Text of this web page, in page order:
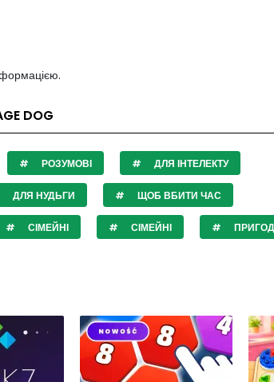
DOG
РОЗУМОВІ ДЛЯ ІНТЕЛЕКТУ
ДЛЯ НУДЬГИ ЩОБ ВБИТИ ЧАС
СІМЕЙНІ СІМЕЙНІ